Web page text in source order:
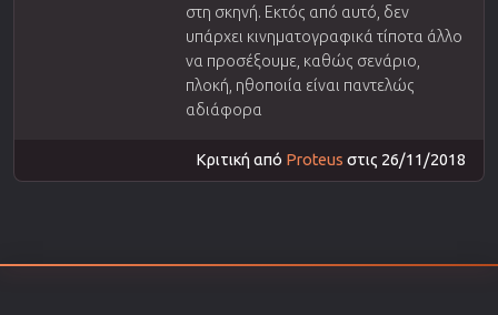
στη σκηνή. Εκτός από αυτό, δεν
υπάρχει κινηματογραφικά τίποτα άλλο
να προσέξουμε, καθώς σενάριο,
πλοκή, ηθοποιία είναι παντελώς
αδιάφορα
Κριτική από Proteus στις 26/11/2018